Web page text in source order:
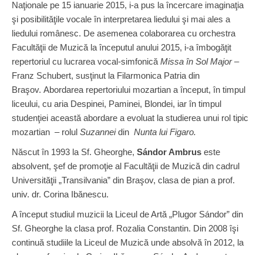
Naţionale pe 15 ianuarie 2015, i-a pus la încercare imaginaţia
şi posibilităţile vocale în interpretarea liedului şi mai ales a
liedului românesc. De asemenea colaborarea cu orchestra
Facultăţii de Muzică la începutul anului 2015, i-a îmbogăţit
repertoriul cu lucrarea vocal-simfonică Missa în Sol Major–
Franz Schubert, susţinut la Filarmonica Patria din
Braşov. Abordarea repertoriului mozartian a început, în timpul
liceului, cu aria Despinei, Paminei, Blondei, iar în timpul
studenţiei această abordare a evoluat la studierea unui rol tipic
mozartian – rolul Suzanneidin Nunta lui Figaro.
Născut în 1993 la Sf. Gheorghe, Sándor Ambrus este
absolvent, şef de promoţie al Facultăţii de Muzică din cadrul
Universităţii „Transilvania” din Braşov, clasa de pian a prof.
univ. dr. Corina Ibănescu.
A început studiul muzicii la Liceul de Artă „Plugor Sándor” din
Sf. Gheorghe la clasa prof. Rozalia Constantin. Din 2008 îşi
continuă studiile la Liceul de Muzică unde absolvă în 2012, la